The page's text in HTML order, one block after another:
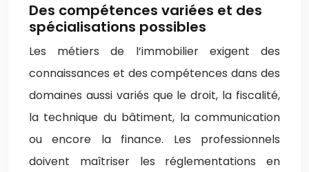
Des compétences variées et des
spécialisations possibles
Les métiers de l’immobilier exigent des
connaissances et des compétences dans des
domaines aussi variés que le droit, la fiscalité,
la technique du bâtiment, la communication
ou encore la finance. Les professionnels
doivent maîtriser les réglementations en